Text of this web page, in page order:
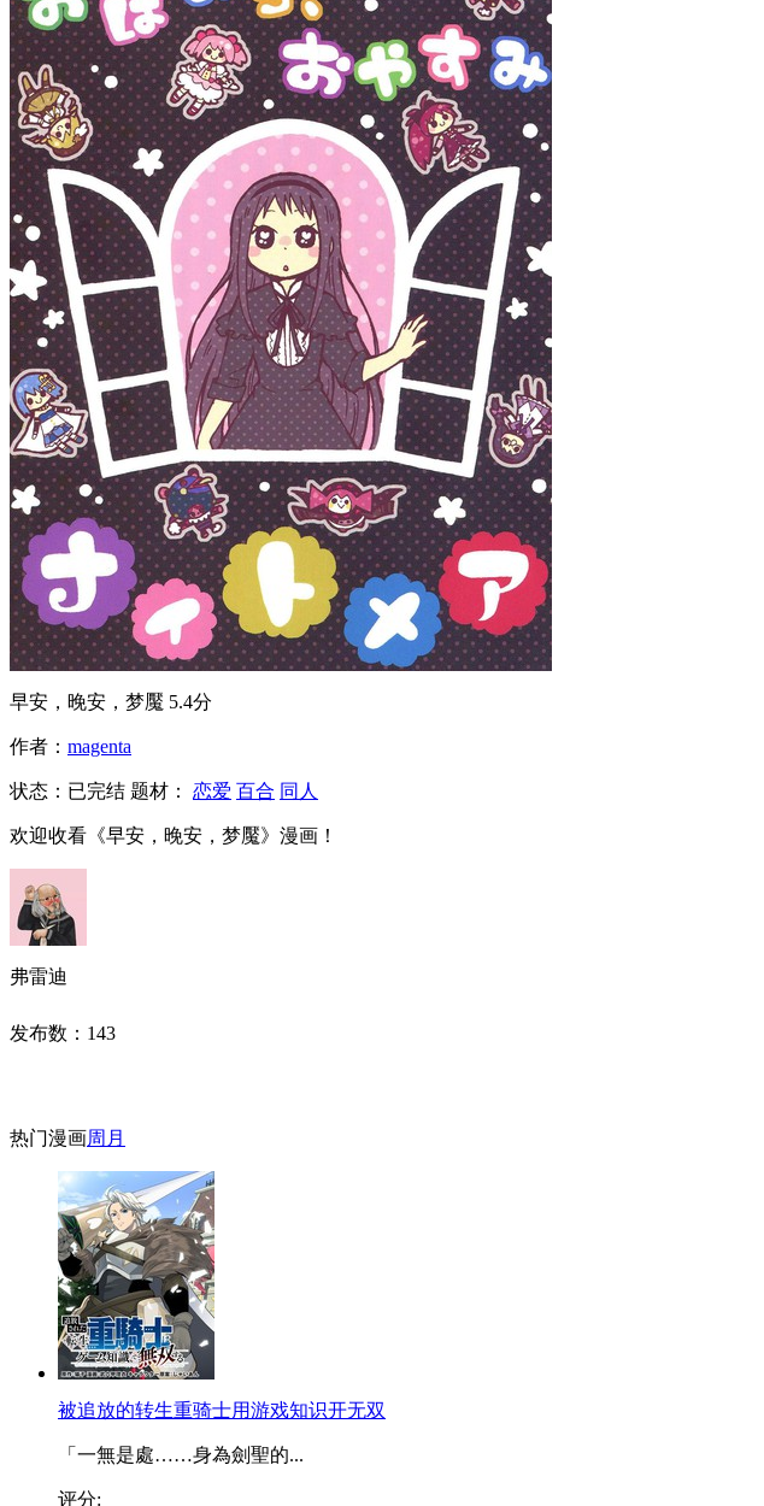
早安，晚安，梦魘 5.4分
作者： magenta
状态： 已完结 题材： 恋爱 百合 同人
欢迎收看《早安，晚安，梦魘》漫画！
弗雷迪
发布数： 143
热门漫画周 月
被追放的转生重骑士用游戏知识开无双
「一無是處……身為劍聖的...
评分: